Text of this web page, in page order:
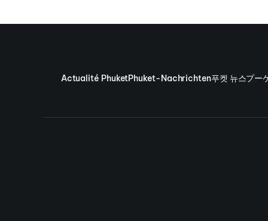
Actualité PhuketPhuket-Nachrichten푸켓 뉴스プー